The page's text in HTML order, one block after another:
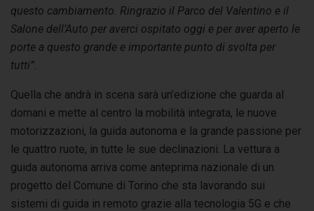
questo cambiamento. Ringrazio il Parco del Valentino e il
Salone dell’Auto per averci ospitato oggi e per aver aperto le
porte a questo grande e importante punto di svolta per
tutti”.
Quella che andrà in scena sarà un’edizione che guarda al
domani e mette al centro la mobilità integrata, le nuove
motorizzazioni, la guida autonoma e la grande passione per
le quattro ruote, in tutte le sue declinazioni. La vettura a
guida autonoma arriva come anteprima nazionale di un
progetto del Comune di Torino che sta lavorando sui
sistemi di guida in remoto grazie alla tecnologia 5G e che